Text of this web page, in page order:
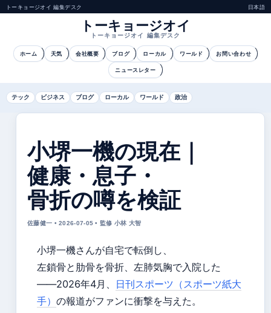
トーキョージオイ 編集デスク 日本語
トーキョージオイ
トーキョージオイ 編集デスク
ホーム 天気 会社概要 ブログ ローカル ワールド お問い合わせ
ニュースレター
テック ビジネス ブログ ローカル ワールド 政治
小堺一機の現在｜
健康・息子・
骨折の噂を検証
佐藤健一 • 2026-07-05 • 監修 小林 大智
小堺一機さんが自宅で転倒し、
左鎖骨と肋骨を骨折、左肺気胸で入院した
――2026年4月、 日刊スポーツ（スポーツ紙大
手） の報道がファンに衝撃を与えた。